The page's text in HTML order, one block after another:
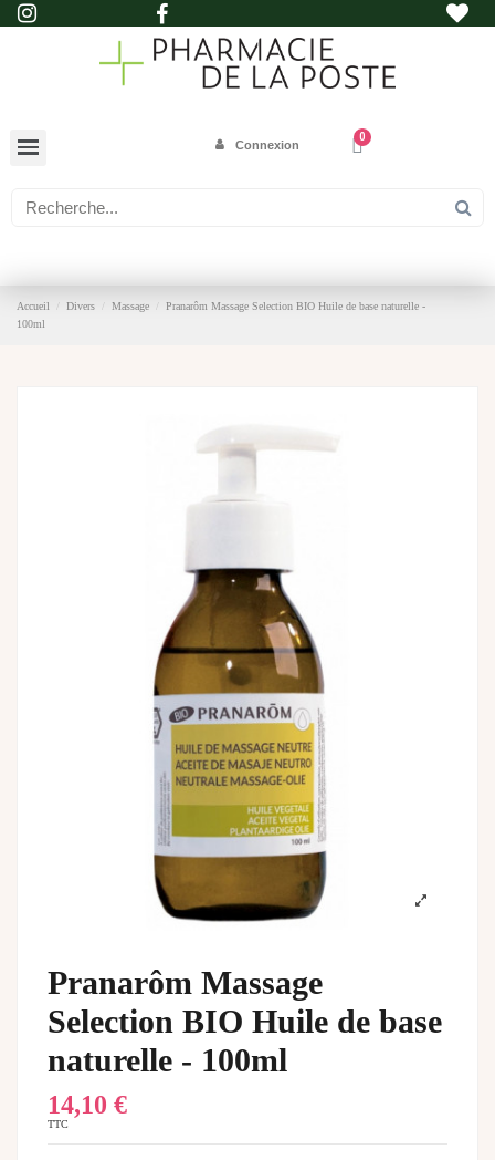
Connexion
Accueil Divers Massage
Pranarôm Massage Selection BIO Huile de base naturelle -
100ml
Pranarôm Massage
Selection BIO Huile de base
naturelle - 100ml
14,10 €
TTC